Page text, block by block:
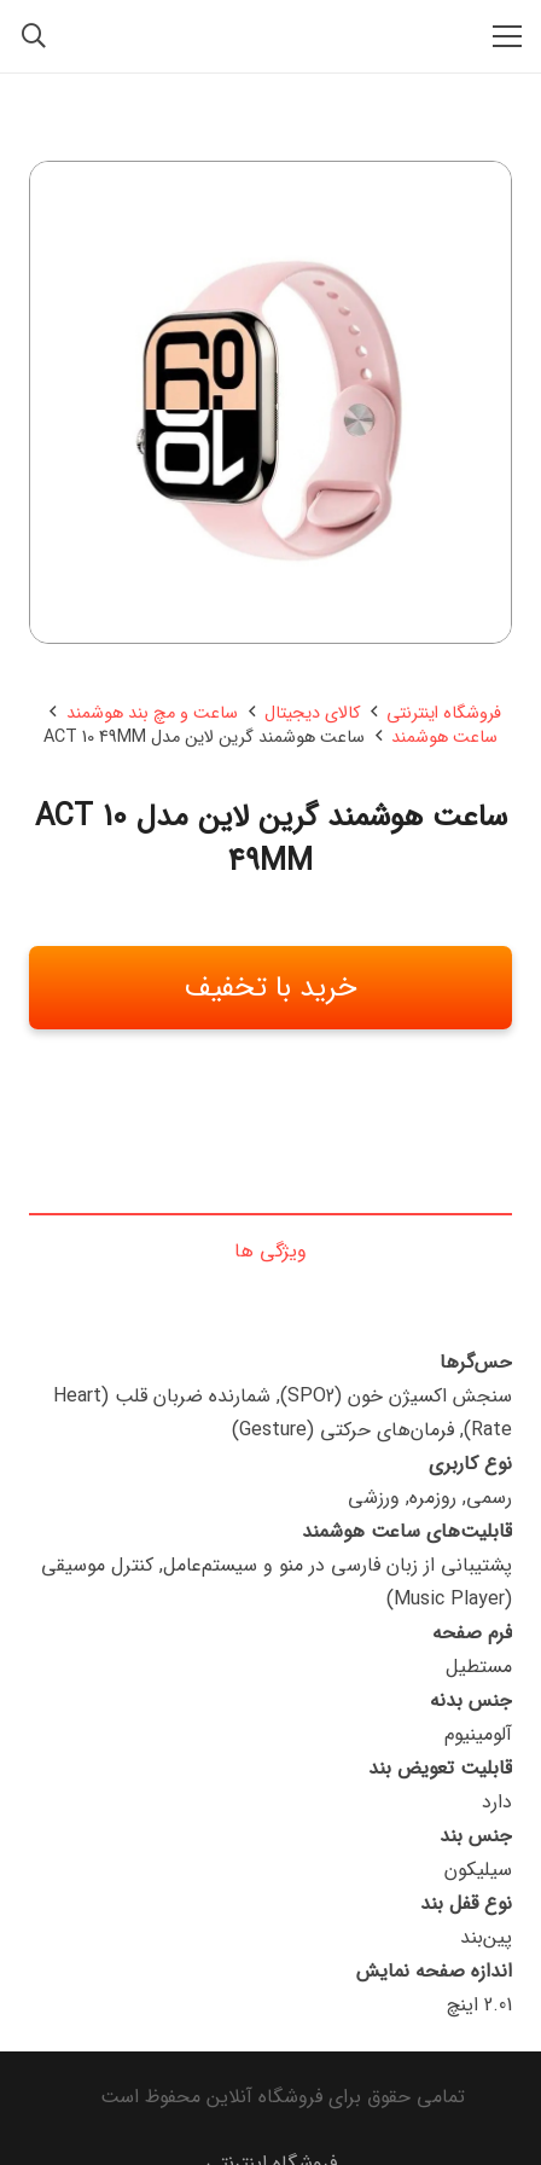
فروشگاه اینترنتی کالای دیجیتال
ساعت و مچ بند هوشمند
ساعت هوشمند
ساعت هوشمند گرین لاین مدل ACT 10 49MM
ساعت هوشمند گرین لاین مدل ACT 10
49MM
خرید با تخفیف
ویژگی ها
حس‌گرها
سنجش اکسیژن خون (SPO2), شمارنده ضربان قلب (Heart
Rate), فرمان‌های حرکتی (Gesture)
نوع کاربری
رسمی, روزمره, ورزشی
قابلیت‌های ساعت هوشمند
پشتیبانی از زبان فارسی در منو و سیستم‌عامل, کنترل موسیقی
(Music Player)
فرم صفحه
مستطیل
جنس بدنه
آلومینیوم
قابلیت تعویض بند
دارد
جنس بند
سیلیکون
نوع قفل بند
پین‌بند
اندازه صفحه نمایش
2.01 اینچ
تمامی حقوق برای فروشگاه آنلاین محفوظ است